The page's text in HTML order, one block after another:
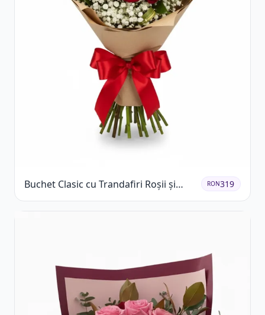
Buchet Clasic cu Trandafiri Roșii și
Gypsophila
RON319